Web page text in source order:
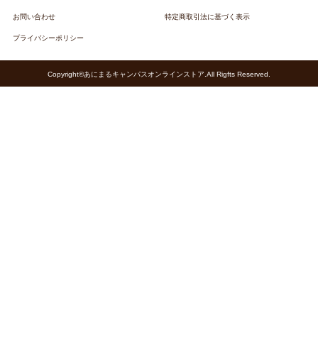
お問い合わせ 特定商取引法に基づく表示
プライバシーポリシー
Copyright©あにまるキャンパスオンラインストア.All Rigfts Reserved.